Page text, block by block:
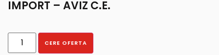
IMPORT – AVIZ C.E.
CERE OFERTA